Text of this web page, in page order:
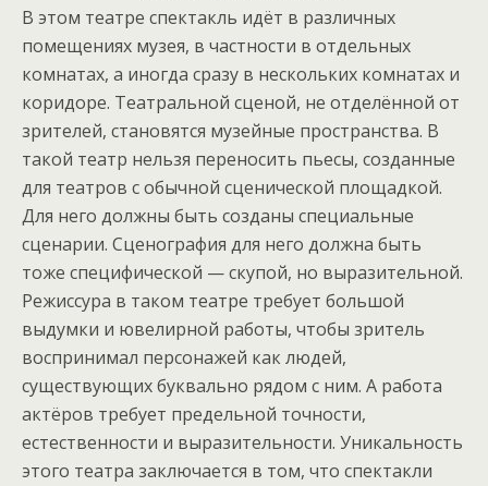
В этом театре спектакль идёт в различных
помещениях музея, в частности в отдельных
комнатах, а иногда сразу в нескольких комнатах и
коридоре. Театральной сценой, не отделённой от
зрителей, становятся музейные пространства. В
такой театр нельзя переносить пьесы, созданные
для театров с обычной сценической площадкой.
Для него должны быть созданы специальные
сценарии. Сценография для него должна быть
тоже специфической — скупой, но выразительной.
Режиссура в таком театре требует большой
выдумки и ювелирной работы, чтобы зритель
воспринимал персонажей как людей,
существующих буквально рядом с ним. А работа
актёров требует предельной точности,
естественности и выразительности. Уникальность
этого театра заключается в том, что спектакли